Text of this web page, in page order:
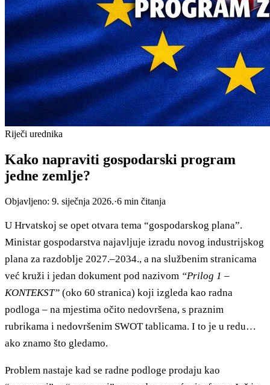
Riječi urednika
Kako napraviti gospodarski program
jedne zemlje?
Objavljeno: 9. siječnja 2026.·6 min čitanja
U Hrvatskoj se opet otvara tema “gospodarskog plana”.
Ministar gospodarstva najavljuje izradu novog industrijskog
plana za razdoblje 2027.–2034., a na službenim stranicama
već kruži i jedan dokument pod nazivom “Prilog 1 –
KONTEKST” (oko 60 stranica) koji izgleda kao radna
podloga – na mjestima očito nedovršena, s praznim
rubrikama i nedovršenim SWOT tablicama. I to je u redu…
ako znamo što gledamo.
Problem nastaje kad se radne podloge prodaju kao